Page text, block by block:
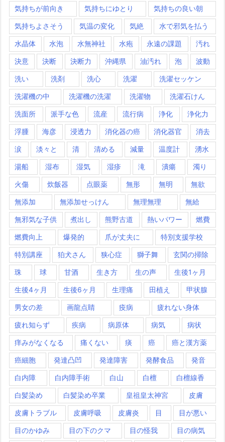
気持ちが前向き 気持ちにゆとり 気持ちの良い朝
気持ちよさそう 気温の変化 気絶 水で邪気を払う
水晶体 水泡 水無神社 水疱 永遠の課題 汚れ
決意 決断 決断力 沖縄県 油汚れ 泡 波動
洗い 洗剤 洗心 洗濯 洗濯セッケン
洗濯機の中 洗濯機の洗濯 洗濯物 洗濯石けん
洗面所 派手な色 流産 流行病 浄化 浄化力
浮腫 海彦 浸透力 消化器の癌 消化器官 消去
涙 淡々と 清 清める 減量 温度計 湧水
湯船 湿布 湿気 湿疹 滝 潰瘍 濁り
火傷 炊飯器 点眼薬 無形 無明 無欲
無添加 無添加せっけん 無理無理 無給
無邪気な子供 煮出し 熊野古道 熱いパワー 燃費
燃費向上 爆発的 爪が丈夫に 特別支援学校
特別講座 狛犬さん 狭心症 獅子舞 玄関の掃除
珠 球 甘酒 生き方 生の声 生後1ヶ月
生後4ヶ月 生後6ヶ月 生理痛 田植え 甲状腺
男女の差 画龍点睛 疫病 疲れない身体
疲れ知らず 疾病 病原体 病気 病状
痒みがなくなる 痛くない 痰 癌 癌と漢方薬
癌細胞 発達凸凹 発達障害 発酵食品 発音
白内障 白内障手術 白山 白檀 白檀線香
白髪染め 白髪染め卒業 皇祖皇太神宮 皮膚
皮膚トラブル 皮膚呼吸 皮膚炎 目 目が悪い
目のかゆみ 目の下のクマ 目の怪我 目の病気